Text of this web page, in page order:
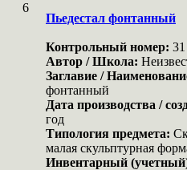
6
Пьедестал фонтанный
Контрольный номер: 31
Автор / Школа:
Заглавие /
фонтанный
Дата производства /
год
Типология предмета:
малая скульптурная
Инвентарный